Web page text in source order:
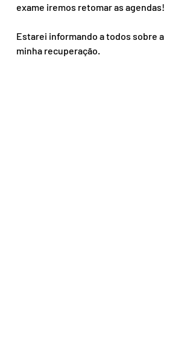
exame iremos retomar as agendas!
Estarei informando a todos sobre a
minha recuperação.